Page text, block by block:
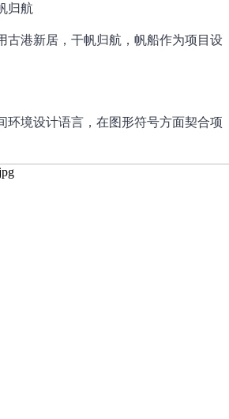
归航
古港新居，干帆归航，帆船作为项目设
环境设计语言，在图形符号方面契合项